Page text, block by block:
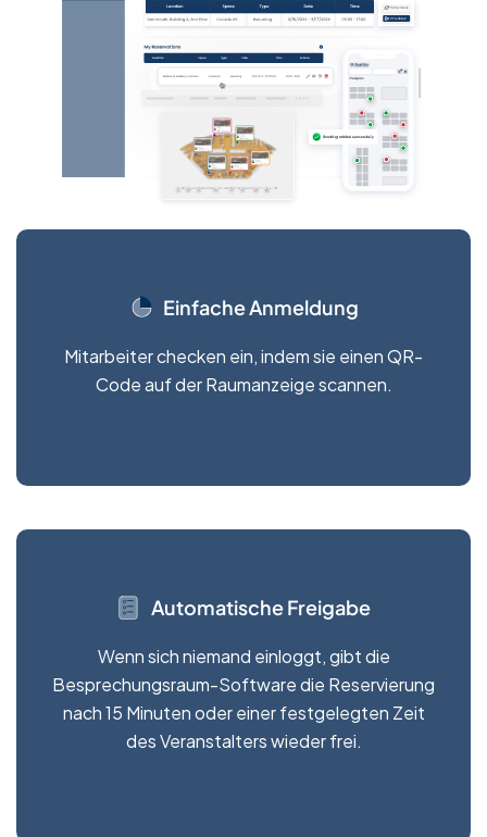
Einfache Anmeldung
Mitarbeiter checken ein, indem sie einen QR-
Code auf der Raumanzeige scannen.
Automatische Freigabe
Wenn sich niemand einloggt, gibt die
Besprechungsraum-Software die Reservierung
nach 15 Minuten oder einer festgelegten Zeit
des Veranstalters wieder frei.